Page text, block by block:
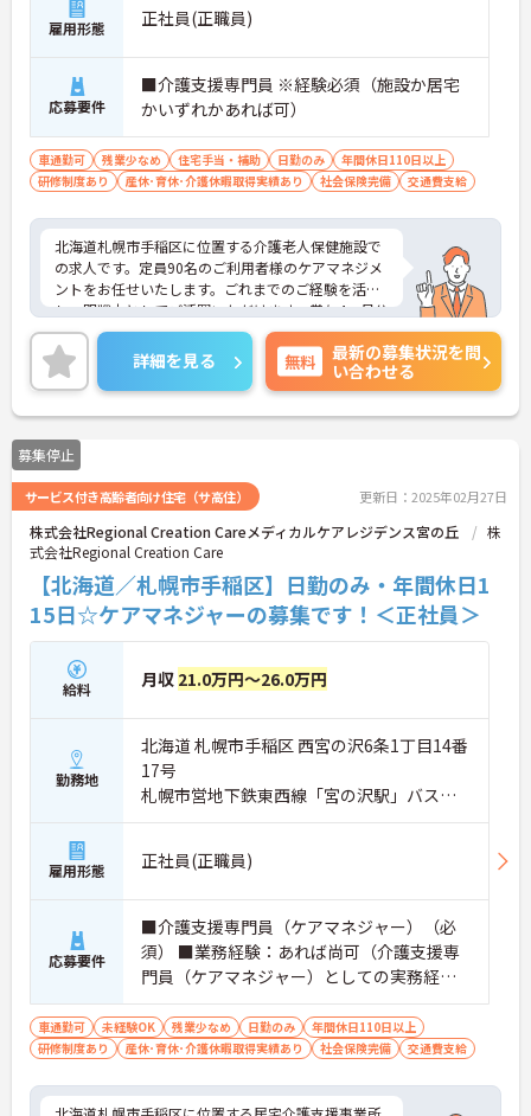
雇用形態 正社員(正職員)
応募要件
■介護支援専門員 ※経験必須（施設か居宅
かいずれかあれば可）
車通勤可 残業少なめ 住宅手当・補助 日勤のみ
年間休日110日以上
研修制度あり
産休･育休･介護休暇取得実績あり 社会保険完備 交通費支給
北海道札幌市手稲区に位置する介護老人保健施設で
の求人です。定員90名のご利用者様のケアマネジメ
ントをお任せいたします。ごれまでのご経験を活か
し、即戦力としてご活躍いただけます。賞与4ヶ月分
実績と頑張りを評価していただけるのも魅力です。
ご興味のある方は、お気軽にお問い合わせくださ
い。
詳細を見る 無料
最新の募集状況を問
い合わせる
募集停止
サービス付き高齢者向け住宅（サ高住） 更新日：2025年02月27日
株式会社Regional Creation Careメディカルケアレジデンス宮の丘
株
式会社Regional Creation Care
【北海道／札幌市手稲区】日勤のみ・年間休日1
15日☆ケアマネジャーの募集です！＜正社員＞
給料 月収 21.0万円～26.0万円
勤務地
北海道 札幌市手稲区 西宮の沢6条1丁目14番
17号
札幌市営地下鉄東西線「宮の沢駅」バス・
車4分
雇用形態 正社員(正職員)
応募要件
■介護支援専門員（ケアマネジャー）（必
須） ■業務経験：あれば尚可（介護支援専
門員（ケアマネジャー）としての実務経
験） ■経験不問
車通勤可 未経験OK 残業少なめ 日勤のみ
年間休日110日以上
研修制度あり
産休･育休･介護休暇取得実績あり 社会保険完備 交通費支給